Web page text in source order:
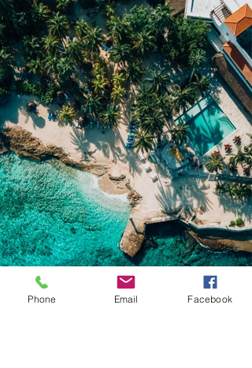
Phone Email Facebook